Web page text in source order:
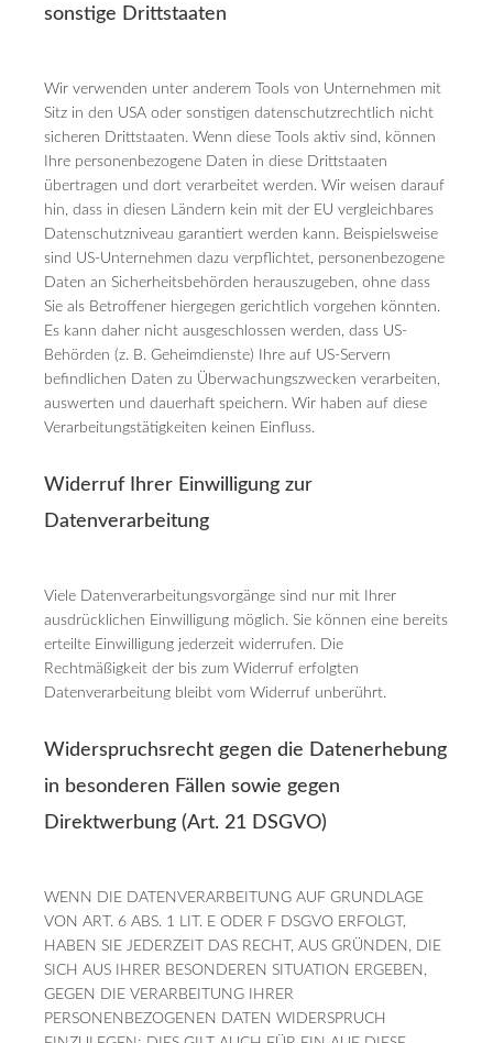
sonstige Drittstaaten
Wir verwenden unter anderem Tools von Unternehmen mit
Sitz in den USA oder sonstigen datenschutzrechtlich nicht
sicheren Drittstaaten. Wenn diese Tools aktiv sind, können
Ihre personenbezogene Daten in diese Drittstaaten
übertragen und dort verarbeitet werden. Wir weisen darauf
hin, dass in diesen Ländern kein mit der EU vergleichbares
Datenschutzniveau garantiert werden kann. Beispielsweise
sind US-Unternehmen dazu verpflichtet, personenbezogene
Daten an Sicherheitsbehörden herauszugeben, ohne dass
Sie als Betroffener hiergegen gerichtlich vorgehen könnten.
Es kann daher nicht ausgeschlossen werden, dass US-
Behörden (z. B. Geheimdienste) Ihre auf US-Servern
befindlichen Daten zu Überwachungszwecken verarbeiten,
auswerten und dauerhaft speichern. Wir haben auf diese
Verarbeitungstätigkeiten keinen Einfluss.
Widerruf Ihrer Einwilligung zur
Datenverarbeitung
Viele Datenverarbeitungsvorgänge sind nur mit Ihrer
ausdrücklichen Einwilligung möglich. Sie können eine bereits
erteilte Einwilligung jederzeit widerrufen. Die
Rechtmäßigkeit der bis zum Widerruf erfolgten
Datenverarbeitung bleibt vom Widerruf unberührt.
Widerspruchsrecht gegen die Datenerhebung
in besonderen Fällen sowie gegen
Direktwerbung (Art. 21 DSGVO)
WENN DIE DATENVERARBEITUNG AUF GRUNDLAGE
VON ART. 6 ABS. 1 LIT. E ODER F DSGVO ERFOLGT,
HABEN SIE JEDERZEIT DAS RECHT, AUS GRÜNDEN, DIE
SICH AUS IHRER BESONDEREN SITUATION ERGEBEN,
GEGEN DIE VERARBEITUNG IHRER
PERSONENBEZOGENEN DATEN WIDERSPRUCH